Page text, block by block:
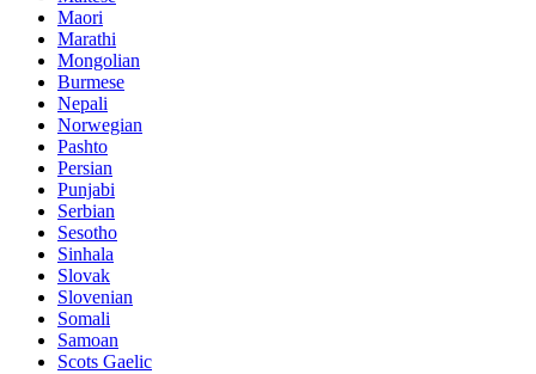
Maori
Marathi
Mongolian
Burmese
Nepali
Norwegian
Pashto
Persian
Punjabi
Serbian
Sesotho
Sinhala
Slovak
Slovenian
Somali
Samoan
Scots Gaelic